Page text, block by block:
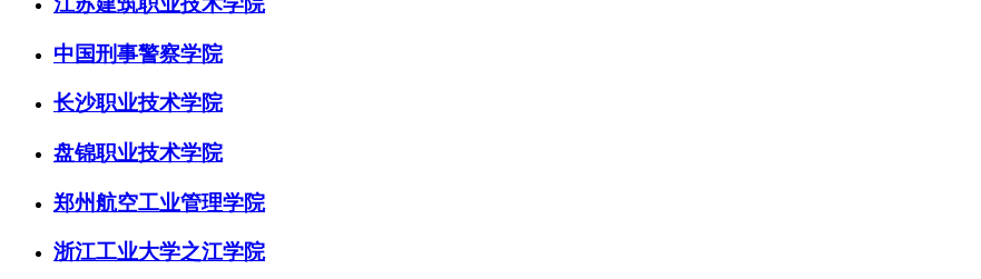
中国刑事警察学院
长沙职业技术学院
盘锦职业技术学院
郑州航空工业管理学院
浙江工业大学之江学院